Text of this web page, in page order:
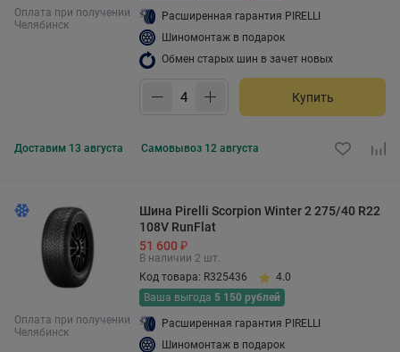
Оплата при получении
Челябинск
Расширенная гарантия PIRELLI
Шиномонтаж в подарок
Обмен старых шин в зачет новых
Купить
Доставим 13 августа Самовывоз 12 августа
Оплата при получении
Челябинск
Шина Pirelli Scorpion Winter 2 275/40 R22
108V RunFlat
51 600 ₽
В наличии 2 шт.
Код товара: R325436
4.0
Ваша выгода 5 150 рублей
Расширенная гарантия PIRELLI
Шиномонтаж в подарок